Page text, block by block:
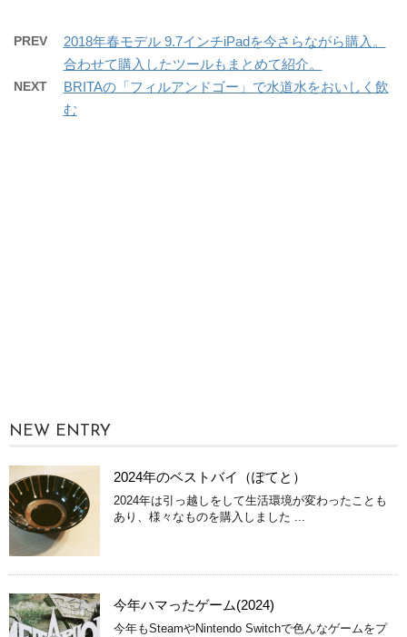
PREV
2018年春モデル 9.7インチiPadを今さらながら購入。
合わせて購入したツールもまとめて紹介。
NEXT
BRITAの「フィルアンドゴー」で水道水をおいしく飲
む
NEW ENTRY
2024年のベストバイ（ぽてと）
2024年は引っ越しをして生活環境が変わったことも
あり、様々なものを購入しました ...
今年ハマったゲーム(2024)
今年もSteamやNintendo Switchで色んなゲームをプ